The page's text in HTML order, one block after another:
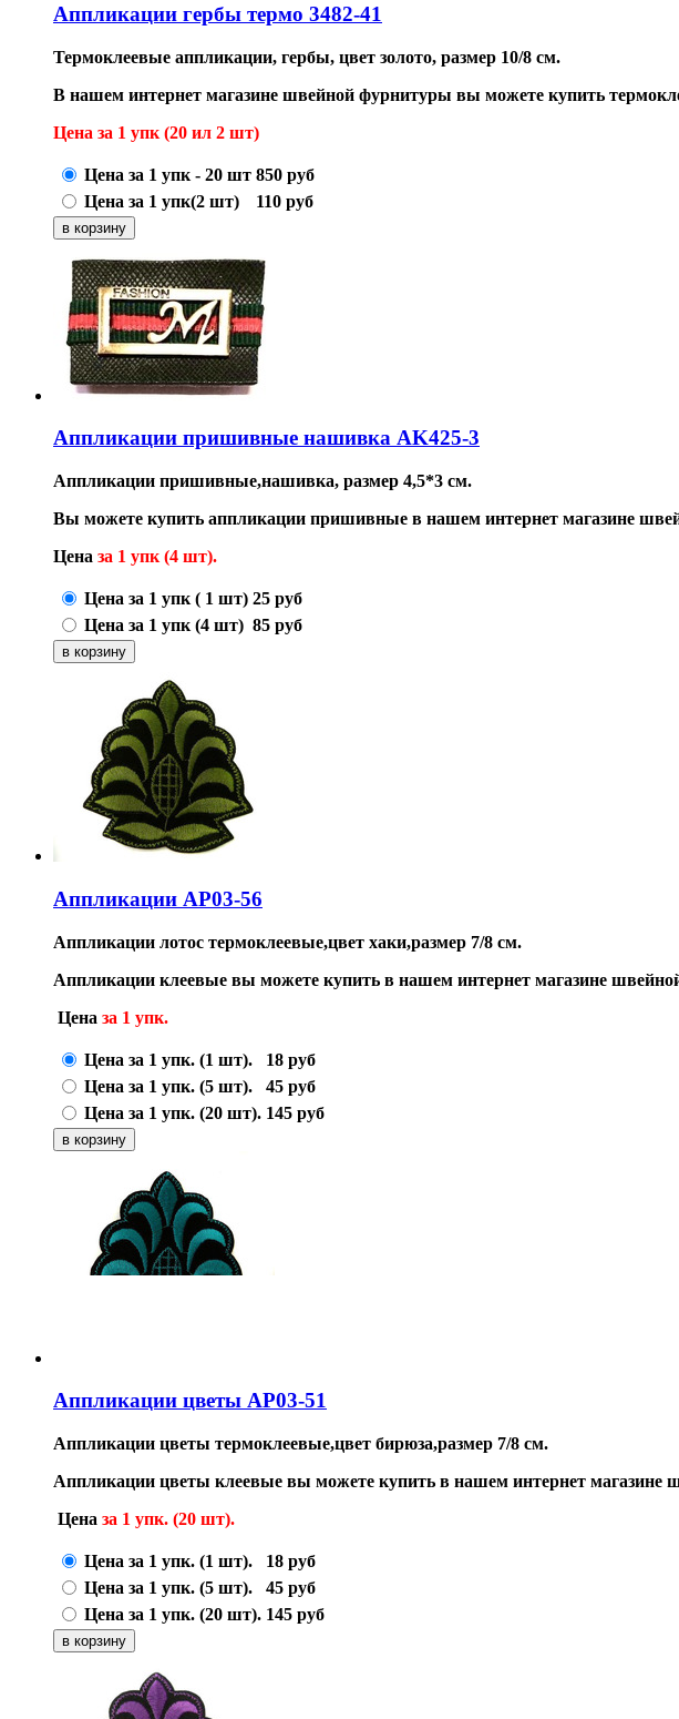
Аппликации гербы термо 3482-41
Термоклеевые аппликации, гербы, цвет золото, размер 10/8 см.
В нашем интернет магазине швейной фурнитуры вы можете купить
Цена за 1 упк (20 ил 2 шт)
Цена за 1 упк - 20 шт 850 руб
Цена за 1 упк(2 шт)
110 руб
Аппликации пришивные нашивка AK425-3
Аппликации пришивные,нашивка, размер 4,5*3 см.
Вы можете купить аппликации пришивные в нашем интернет магазине
Цена за 1 упк (4 шт).
Цена за 1 упк ( 1 шт) 25 руб
Цена за 1 упк (4 шт) 85 руб
Аппликации AP03-56
Аппликации лотос термоклеевые,цвет хаки,размер 7/8 см.
Аппликации клеевые вы можете купить в нашем интернет магазине
Цена за 1 упк.
Цена за 1 упк. (1 шт). 18 руб
Цена за 1 упк. (5 шт).
45 руб
Цена за 1 упк. (20 шт). 145 руб
Аппликации цветы AP03-51
Аппликации цветы термоклеевые,цвет бирюза,размер 7/8 см.
Аппликации цветы клеевые вы можете купить в нашем интернет
Цена за 1 упк. (20 шт).
Цена за 1 упк. (1 шт). 18 руб
Цена за 1 упк. (5 шт).
45 руб
Цена за 1 упк. (20 шт). 145 руб